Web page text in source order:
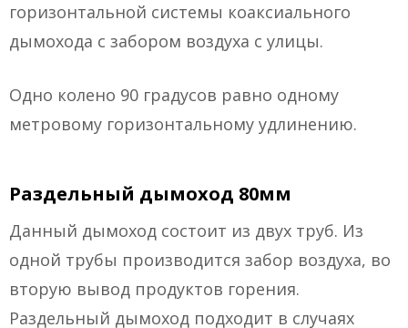
горизонтальной системы коаксиального
дымохода с забором воздуха с улицы.
Одно колено 90 градусов равно одному
метровому горизонтальному удлинению.
Раздельный дымоход 80мм
Данный дымоход состоит из двух труб. Из
одной трубы производится забор воздуха, во
вторую вывод продуктов горения.
Раздельный дымоход подходит в случаях